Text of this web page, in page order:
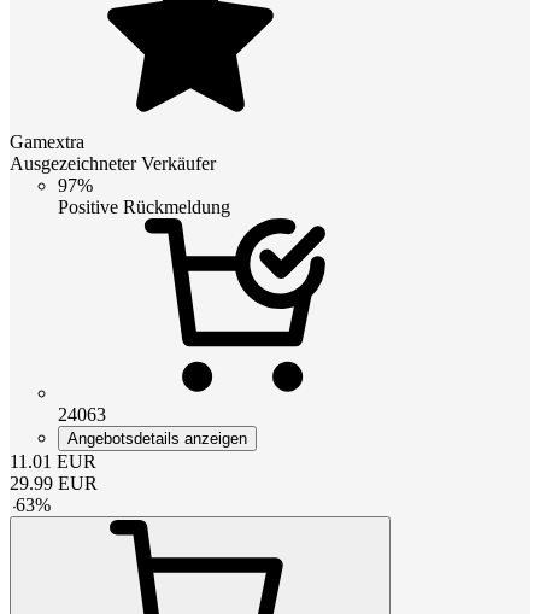
Gamextra
Ausgezeichneter Verkäufer
97%
Positive Rückmeldung
24063
Angebotsdetails anzeigen
11.01 EUR
29.99 EUR
-63%